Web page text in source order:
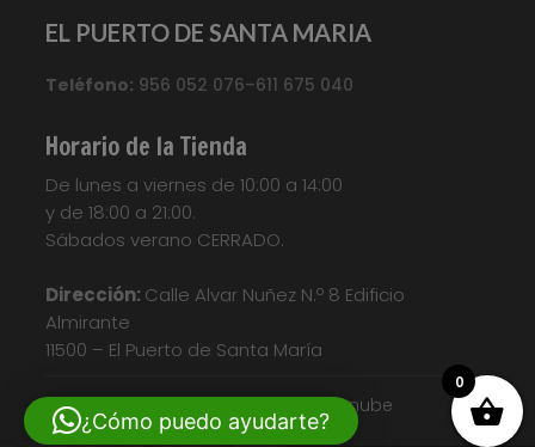
EL PUERTO DE SANTA MARIA
Teléfono: 956 052 076–611 675 040
Horario de la Tienda
De lunes a viernes de 10:00 a 14:00
y de 18:00 a 21:00.
Sábados verano CERRADO.
Dirección:Calle Alvar Nuñez N.º 8 Edificio
Almirante
11500 – El Puerto de Santa María
© Diseño web| Nosunelanube
0
¿Cómo puedo ayudarte?